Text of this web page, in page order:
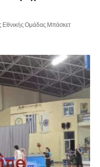
Εθνικής Ομάδας Μπάσκετ